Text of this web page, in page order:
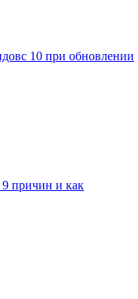
10 при обновлении
причин и как